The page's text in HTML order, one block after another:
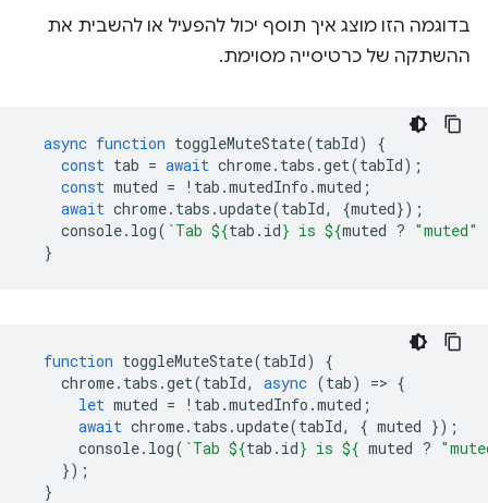
בדוגמה הזו מוצג איך תוסף יכול להפעיל או להשבית את
ההשתקה של כרטיסייה מסוימת.
async function toggleMuteState(tabId)
{
const tab = await chrome. tabs .get(tabId);
const muted = ! tab .mutedInfo .muted ;
await chrome. tabs .update(tabId, {muted});
console. log( `Tab ${tab . id} is ${muted ? "muted"
}
function toggleMuteState(tabId)
{
chrome. tabs .get(tabId, async (tab) => {
let muted = ! tab .mutedInfo .muted ;
await chrome. tabs .update(tabId, { muted });
console. log( `Tab ${tab . id} is ${ muted ?
});
}